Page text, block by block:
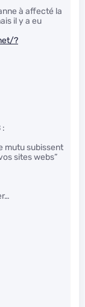
à affecté la
il y a eu
?
:
mutu subissent
sites webs”